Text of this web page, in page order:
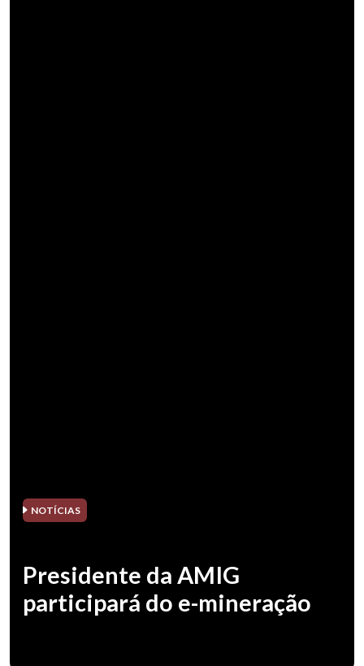
NOTÍCIAS
Presidente da AMIG
participará do e-mineração